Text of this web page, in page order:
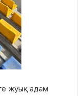
жуық адам